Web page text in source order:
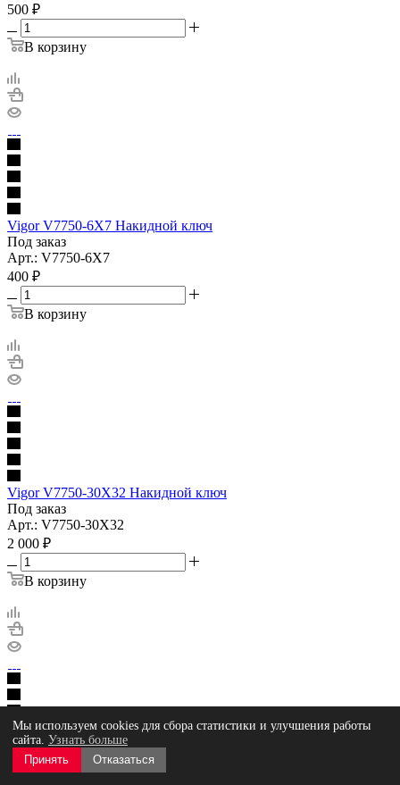
500 ₽
В корзину
Vigor V7750-6X7 Накидной ключ
Под заказ
Арт.: V7750-6X7
400 ₽
В корзину
Vigor V7750-30X32 Накидной ключ
Под заказ
Арт.: V7750-30X32
2 000 ₽
В корзину
Vigor V7750-25X28 Накидной ключ
Под заказ
Мы используем cookies для сбора статистики и улучшения работы
сайта. Узнать больше
Принять
Отказаться